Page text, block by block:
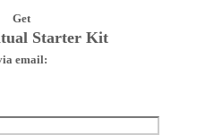
Get
Starter Kit
email: